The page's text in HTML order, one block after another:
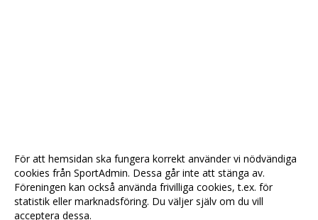
För att hemsidan ska fungera korrekt använder vi nödvändiga
cookies från SportAdmin. Dessa går inte att stänga av.
Föreningen kan också använda frivilliga cookies, t.ex. för
statistik eller marknadsföring. Du väljer själv om du vill
acceptera dessa.